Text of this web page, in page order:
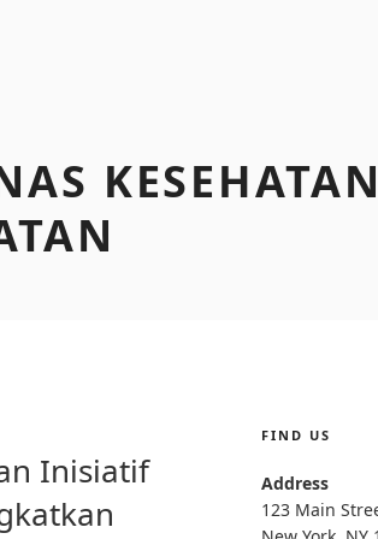
KESEHATAN
Inisiatif
FIND US
Address
123 Main